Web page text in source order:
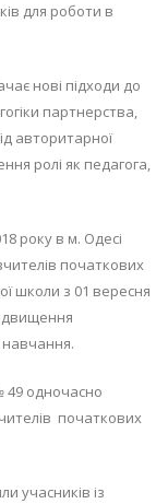
очна
вчителів
початкових
роботи
НУШ
для роботи в
нові підходи до
партнерства,
авторитарної
ролі як педагога,
року в м. Одесі
початкових
школи з 01 вересня
навчання.
одночасно
початкових
учасників із